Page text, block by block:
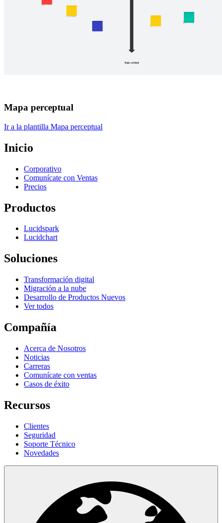
Mapa perceptual
Ir a la plantilla Mapa perceptual
Inicio
Corporativo
Comunícate con Ventas
Precios
Productos
Lucidspark
Lucidchart
Soluciones
Transformación digital
Migración a la nube
Desarrollo de Productos Nuevos
Ver todos
Compañía
Acerca de Nosotros
Noticias
Carreras
Comunícate con ventas
Casos de éxito
Recursos
Clientes
Seguridad
Soporte Técnico
Novedades